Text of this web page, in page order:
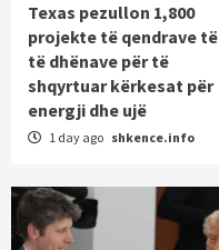
Texas pezullon 1,800
projekte të qendrave të
të dhënave për të
shqyrtuar kërkesat për
energji dhe ujë
1 day ago shkence.info